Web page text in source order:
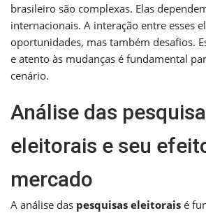
brasileiro são complexas. Elas
internacionais. A interação entre esses
oportunidades, mas também desafios.
e atento às mudanças é fundamental
cenário.
Análise das
eleitorais e seu
mercado
A análise das pesquisas eleitorais é